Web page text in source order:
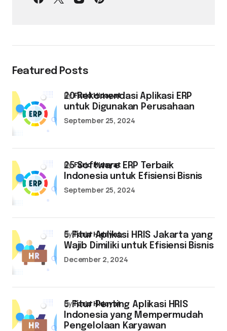
Featured Posts
20 Rekomendasi Aplikasi ERP
untuk Digunakan Perusahaan
byFarid Hidayat
September 25, 2024
25 Software ERP Terbaik
Indonesia untuk Efisiensi Bisnis
byFarid Hidayat
September 25, 2024
5 Fitur Aplikasi HRIS Jakarta yang
Wajib Dimiliki untuk Efisiensi Bisnis
byFarid Hidayat
December 2, 2024
5 Fitur Penting Aplikasi HRIS
Indonesia yang Mempermudah
Pengelolaan Karyawan
byFarid Hidayat